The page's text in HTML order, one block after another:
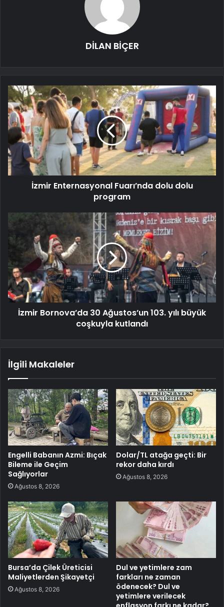
DİLAN BİÇER
İzmir Enternasyonal Fuarı’nda dolu dolu
program
İzmir Bornova’da 30 Ağustos’un 103. yılı büyük
coşkuyla kutlandı
İlgili Makaleler
Engelli Babanın Azmi: Bıçak
Bileme ile Geçim
Sağlıyorlar
Ağustos 8, 2026
Dolar/TL atağa geçti: Bir
rekor daha kırdı
Ağustos 8, 2026
Bursa’da Çilek Üreticisi
Maliyetlerden Şikayetçi
Ağustos 8, 2026
Dul ve yetimlere zam
farkları ne zaman
ödenecek? Dul ve
yetimlere verilecek